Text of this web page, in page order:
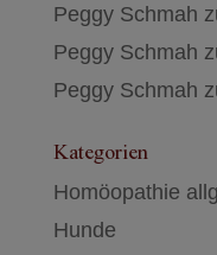
Peggy Schmah
Peggy Schmah
Peggy Schmah
Kategorien
Homöopathie
Hunde